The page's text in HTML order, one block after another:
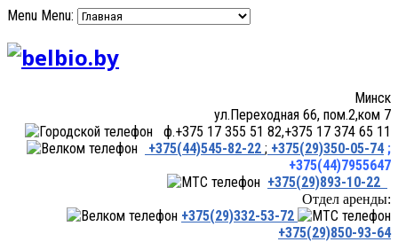
Menu Menu:
Минск
ул.Переходная 66, пом.2,ком 7
ф.+375 17 355 51 82,+375 17 374 65 11
+375(44)545-82-22 ; +375(29)350-05-74 ;
+375(44)7955647
+375(29)893-10-22
Отдел аренды:
+375(29)332-53-72
+375(29)850-93-64